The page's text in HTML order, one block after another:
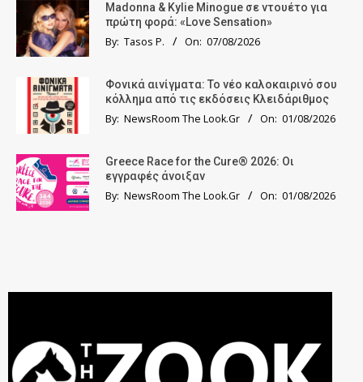
Madonna & Kylie Minogue σε ντουέτο για
πρώτη φορά: «Love Sensation»
By: Tasos P. On: 07/08/2026
Φονικά αινίγματα: Το νέο καλοκαιρινό σου
κόλλημα από τις εκδόσεις Κλειδάριθμος
By: NewsRoom The Look.Gr On: 01/08/2026
Greece Race for the Cure® 2026: Οι
εγγραφές άνοιξαν
By: NewsRoom The Look.Gr On: 01/08/2026